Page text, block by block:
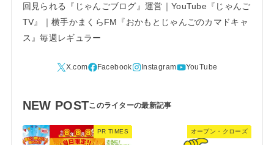
回見られる『じゃんごブログ』運営｜YouTube『じゃんご
TV』｜横手かまくらFM『おかもとじゃんごのカマドキャ
ス』毎週レギュラー
NEW POST
PR TIMES オープン・クローズ